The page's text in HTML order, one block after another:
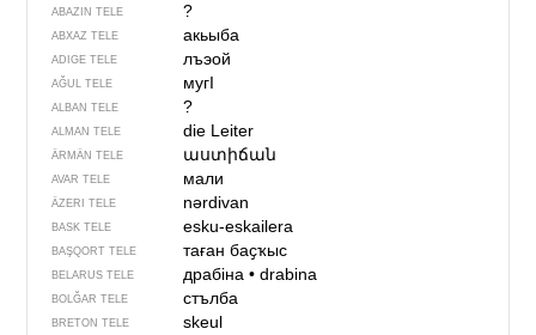
ABAZIN TELE ?
ABXAZ TELE акьыба
ADIGE TELE лъэой
AĞUL TELE мугI
ALBAN TELE ?
ALMAN TELE die Leiter
ÄRMÄN TELE աստիճան
AVAR TELE мали
ÄZERI TELE nərdivan
BASK TELE esku-eskailera
BAŞQORT TELE таған баҫҡыс
BELARUS TELE драбіна• drabina
BOLĞAR TELE стълба
BRETON TELE skeul